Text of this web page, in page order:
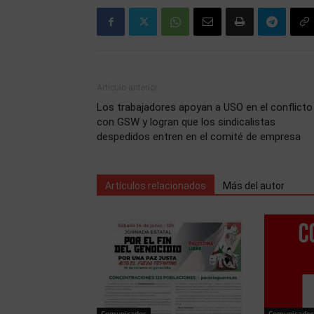
Los trabajadores apoyan a USO en el conflicto
con GSW y logran que los sindicalistas
despedidos entren en el comité de empresa
Artículos relacionados Más del autor